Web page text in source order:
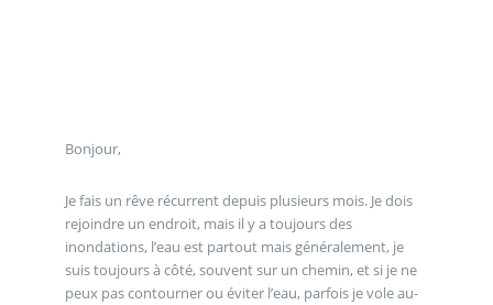
Bonjour,
Je fais un rêve récurrent depuis plusieurs mois. Je dois
rejoindre un endroit, mais il y a toujours des
inondations, l’eau est partout mais généralement, je
suis toujours à côté, souvent sur un chemin, et si je ne
peux pas contourner ou éviter l’eau, parfois je vole au-